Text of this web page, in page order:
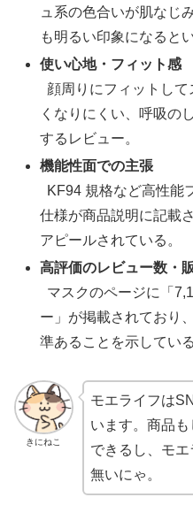
ュ系の色合いが肌なじ
も明るい印象になると
使い心地・フィット感
顔周りにフィットし
くなりにくい、呼吸の
するレビュー。
機能性面での主張
KF94 規格など高性能
仕様が商品説明に記載
アピールされている。
高評価のレビュー数・
マスクのページに「
ー」が掲載されており
準あることを示している
きにねこ
モエライフは
います。商品
できるし、モ
無いにゃ。